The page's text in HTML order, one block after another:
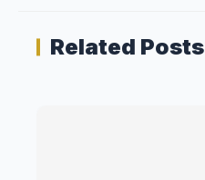
Related Posts